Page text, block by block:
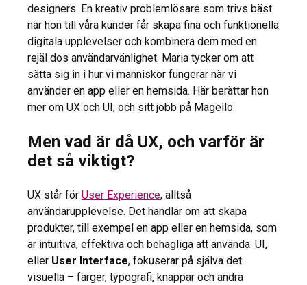
designers. En kreativ problemlösare som trivs bäst
när hon till våra kunder får skapa fina och funktionella
digitala upplevelser och kombinera dem med en
rejäl dos användarvänlighet. Maria tycker om att
sätta sig in i hur vi människor fungerar när vi
använder en app eller en hemsida. Här berättar hon
mer om UX och UI, och sitt jobb på Magello.
Men vad är då UX, och varför är
det så viktigt?
UX står för User Experience, alltså
användarupplevelse. Det handlar om att skapa
produkter, till exempel en app eller en hemsida, som
är intuitiva, effektiva och behagliga att använda. UI,
eller User Interface, fokuserar på själva det
visuella – färger, typografi, knappar och andra